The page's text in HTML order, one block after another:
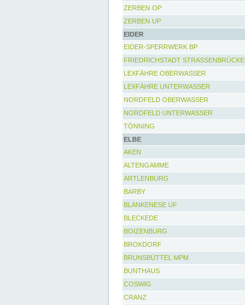
ZERBEN OP
ZERBEN UP
EIDER
EIDER-SPERRWERK BP
FRIEDRICHSTADT STRASSENBRÜCKE
LEXFÄHRE OBERWASSER
LEXFÄHRE UNTERWASSER
NORDFELD OBERWASSER
NORDFELD UNTERWASSER
TÖNNING
ELBE
AKEN
ALTENGAMME
ARTLENBURG
BARBY
BLANKENESE UF
BLECKEDE
BOIZENBURG
BROKDORF
BRUNSBÜTTEL MPM
BUNTHAUS
COSWIG
CRANZ